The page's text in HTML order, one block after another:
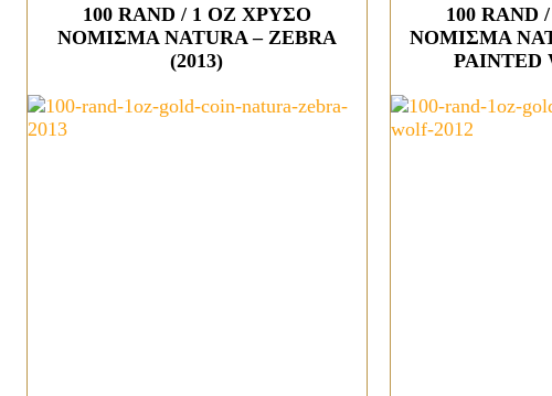
100 RAND / 1 OZ ΧΡΥΣΟ
ΝΟΜΙΣΜΑ NATURA – ZEBRA
(2013)
100
ΝΟΜΙΣΜΑ
PAINTED